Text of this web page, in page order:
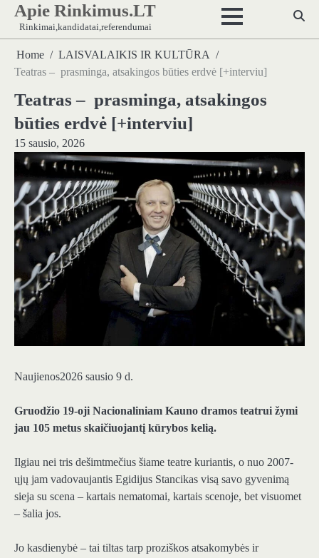
Skip
content
Apie Rinkimus.LT
Rinkimai,kandidatai,referendumai
Home
LAISVALAIKIS IR KULTŪRA
Teatras – prasminga, atsakingos būties erdvė [+interviu]
Teatras – prasminga, atsakingos
būties erdvė [+interviu]
15 sausio, 2026
Naujienos2026 sausio 9 d.
Gruodžio 19-oji Nacionaliniam Kauno dramos teatrui žymi
jau 105 metus skaičiuojantį kūrybos kelią.
Ilgiau nei tris dešimtmečius šiame teatre kuriantis, o nuo 2007-
ųjų jam vadovaujantis Egidijus Stancikas visą savo gyvenimą
sieja su scena – kartais nematomai, kartais scenoje, bet visuomet
– šalia jos.
Jo kasdienybė – tai tiltas tarp proziškos atsakomybės ir